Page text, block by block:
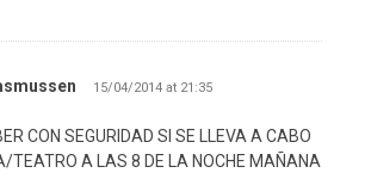
15/04/2014 at 21:35
CON SEGURIDAD SI SE LLEVA A CABO
TEATRO A LAS 8 DE LA NOCHE MAÑANA